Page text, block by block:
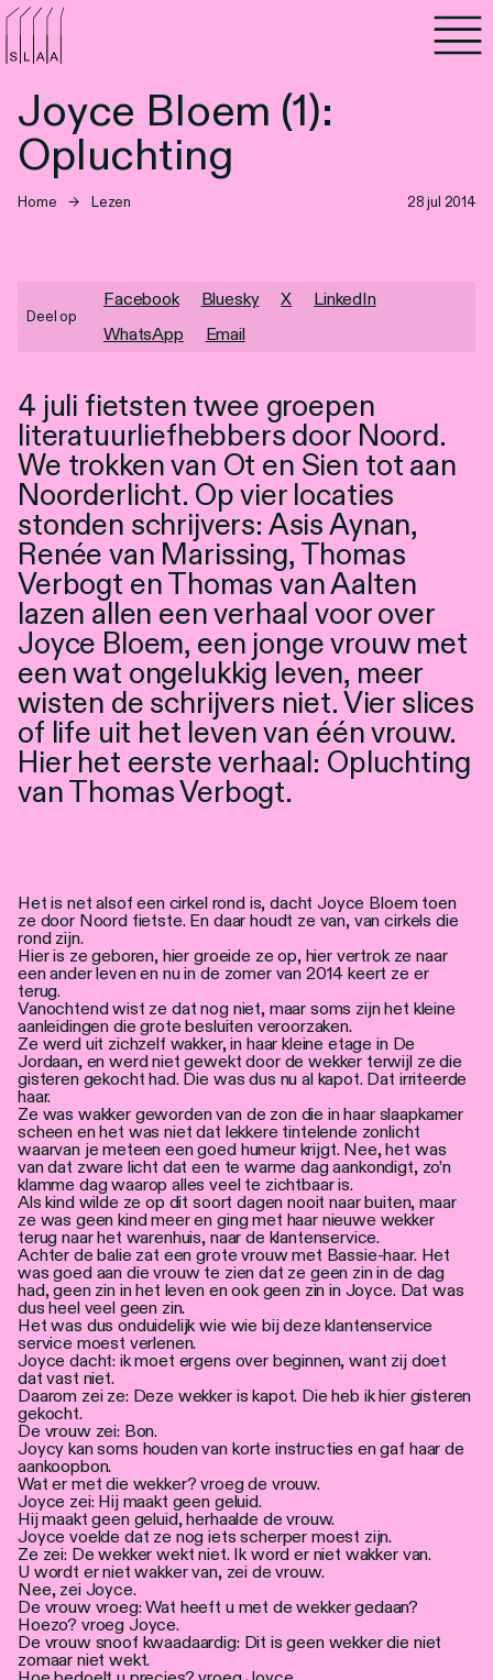
Joyce Bloem (1):
Opluchting
Home → Lezen 28 jul 2014
4 juli fietsten twee groepen
literatuurliefhebbers door Noord.
We trokken van Ot en Sien tot aan
Noorderlicht. Op vier locaties
stonden schrijvers: Asis Aynan,
Renée van Marissing, Thomas
Verbogt en Thomas van Aalten
lazen allen een verhaal voor over
Joyce Bloem, een jonge vrouw met
een wat ongelukkig leven, meer
wisten de schrijvers niet. Vier slices
of life uit het leven van één vrouw.
Hier het eerste verhaal: Opluchting
van Thomas Verbogt.
Het is net alsof een cirkel rond is, dacht Joyce Bloem toen
ze door Noord fietste. En daar houdt ze van, van cirkels die
rond zijn.
Hier is ze geboren, hier groeide ze op, hier vertrok ze naar
een ander leven en nu in de zomer van 2014 keert ze er
terug.
Vanochtend wist ze dat nog niet, maar soms zijn het kleine
aanleidingen die grote besluiten veroorzaken.
Ze werd uit zichzelf wakker, in haar kleine etage in De
Jordaan, en werd niet gewekt door de wekker terwijl ze die
gisteren gekocht had. Die was dus nu al kapot. Dat irriteerde
haar.
Ze was wakker geworden van de zon die in haar slaapkamer
scheen en het was niet dat lekkere tintelende zonlicht
waarvan je meteen een goed humeur krijgt. Nee, het was
van dat zware licht dat een te warme dag aankondigt, zo’n
klamme dag waarop alles veel te zichtbaar is.
Als kind wilde ze op dit soort dagen nooit naar buiten, maar
ze was geen kind meer en ging met haar nieuwe wekker
terug naar het warenhuis, naar de klantenservice.
Achter de balie zat een grote vrouw met Bassie-haar. Het
was goed aan die vrouw te zien dat ze geen zin in de dag
had, geen zin in het leven en ook geen zin in Joyce. Dat was
dus heel veel geen zin.
Het was dus onduidelijk wie wie bij deze klantenservice
service moest verlenen.
Joyce dacht: ik moet ergens over beginnen, want zij doet
dat vast niet.
Daarom zei ze: Deze wekker is kapot. Die heb ik hier gisteren
gekocht.
De vrouw zei: Bon.
Joycy kan soms houden van korte instructies en gaf haar de
aankoopbon.
Wat er met die wekker? vroeg de vrouw.
Joyce zei: Hij maakt geen geluid.
Hij maakt geen geluid, herhaalde de vrouw.
Joyce voelde dat ze nog iets scherper moest zijn.
Ze zei: De wekker wekt niet. Ik word er niet wakker van.
U wordt er niet wakker van, zei de vrouw.
Nee, zei Joyce.
De vrouw vroeg: Wat heeft u met de wekker gedaan?
Hoezo? vroeg Joyce.
De vrouw snoof kwaadaardig: Dit is geen wekker die niet
zomaar niet wekt.
Deel op
Facebook Bluesky X
LinkedIn
WhatsApp
Email
Agenda
Programma's
Lezen
Nieuwsbrief
Vacatures
Locaties
Personen
Toegankelijkheid
Stadsdichter